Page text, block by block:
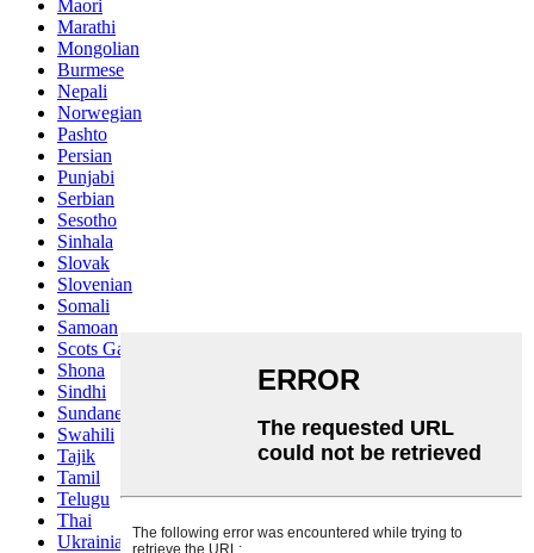
Maori
Marathi
Mongolian
Burmese
Nepali
Norwegian
Pashto
Persian
Punjabi
Serbian
Sesotho
Sinhala
Slovak
Slovenian
Somali
Samoan
Scots Gaelic
Shona
Sindhi
Sundanese
Swahili
Tajik
Tamil
Telugu
Thai
Ukrainian